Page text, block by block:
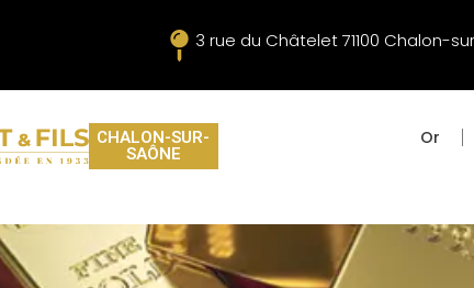
3 rue du Châtelet 71100 Chalon-
CHALON-SUR-
SAÔNE
Or